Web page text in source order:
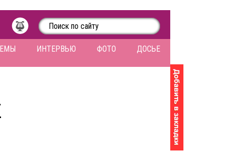
ИНТЕРВЬЮ ФОТО ДОСЬЕ